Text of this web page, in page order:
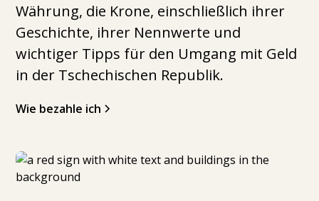
Währung, die Krone, einschließlich ihrer
Geschichte, ihrer Nennwerte und
wichtiger Tipps für den Umgang mit Geld
in der Tschechischen Republik.
Wie bezahle ich